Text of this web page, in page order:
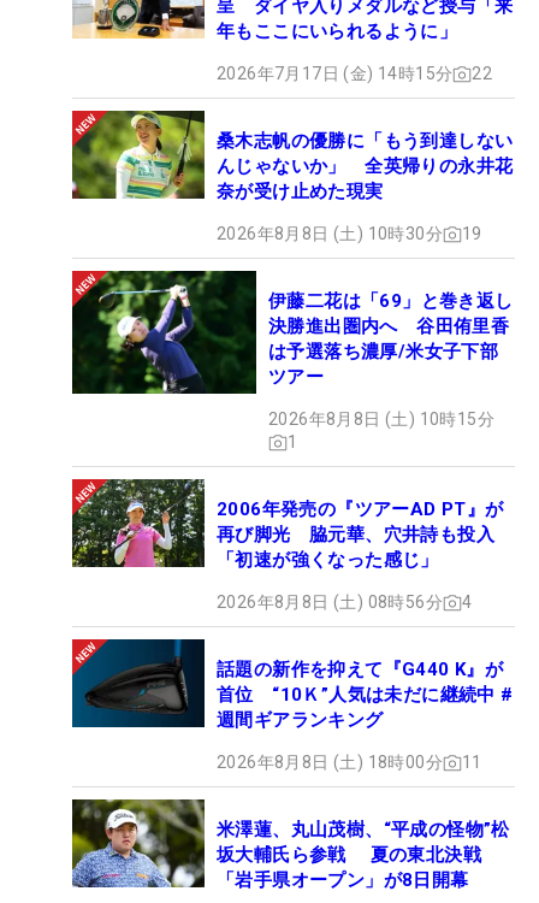
呈 ダイヤ入りメダルなど授与「来
年もここにいられるように」
2026年7月17日 (金) 14時15分 22
桑木志帆の優勝に「もう到達しない
んじゃないか」 全英帰りの永井花
奈が受け止めた現実
2026年8月8日 (土) 10時30分 19
伊藤二花は「69」と巻き返し
決勝進出圏内へ 谷田侑里香
は予選落ち濃厚/米女子下部
ツアー
2026年8月8日 (土) 10時15分
1
2006年発売の『ツアーAD PT』が
再び脚光 脇元華、穴井詩も投入
「初速が強くなった感じ」
2026年8月8日 (土) 08時56分 4
話題の新作を抑えて『G440 K』が
首位 “10Ｋ”人気は未だに継続中 #
週間ギアランキング
2026年8月8日 (土) 18時00分 11
米澤蓮、丸山茂樹、“平成の怪物”松
坂大輔氏ら参戦 夏の東北決戦
「岩手県オープン」が8日開幕